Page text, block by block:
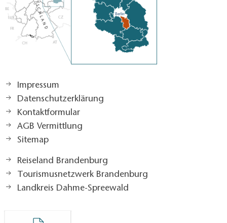
Impressum
Datenschutzerklärung
Kontaktformular
AGB Vermittlung
Sitemap
Reiseland Brandenburg
Tourismusnetzwerk Brandenburg
Landkreis Dahme-Spreewald